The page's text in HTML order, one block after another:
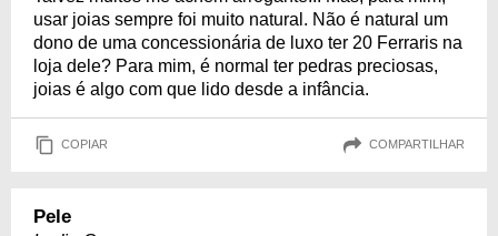
usar joias sempre foi muito natural. Não é natural um
dono de uma concessionária de luxo ter 20 Ferraris na
loja dele? Para mim, é normal ter pedras preciosas,
joias é algo com que lido desde a infância.
COPIAR COMPARTILHAR
Pele